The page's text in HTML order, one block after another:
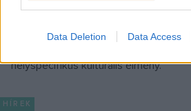
Data Deletion Data Access
Találmányok című videómapping-
nem pusztán ismeretterjesztő
helyspecifikus kulturális élmény.
HÍREK